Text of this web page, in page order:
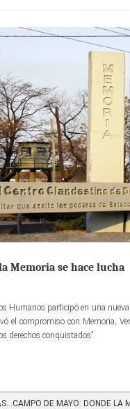
Memoria se hace lucha
Humanos participó en una
el compromiso con Memoria,
derechos conquistados”.
DE MAYO: DONDE LA